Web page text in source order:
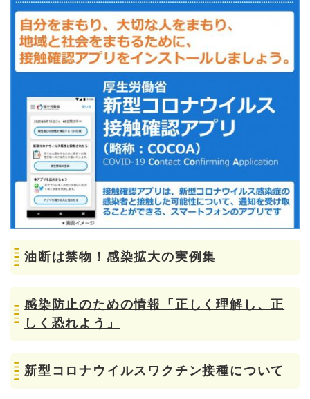
油断は禁物！感染拡大の実例集
感染防止のための情報「正しく理解し、正
しく恐れよう」
新型コロナウイルスワクチン接種について